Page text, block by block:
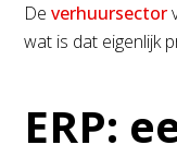
De verhuursector
wat is dat eigenlijk
ERP: